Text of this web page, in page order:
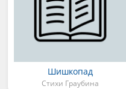
Шишкопад
Стихи Граубина